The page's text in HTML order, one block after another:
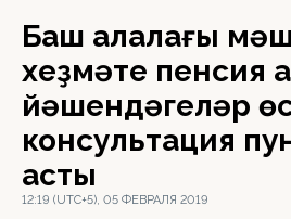
Баш ҡалалағы
хеҙмәте пенсия
йәшендәгеләр
консультация
асты
12:19 (UTC+5), 05 ФЕВРАЛЯ 2019